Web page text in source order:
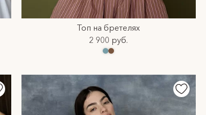
Топ на бретелях
2 900 руб.